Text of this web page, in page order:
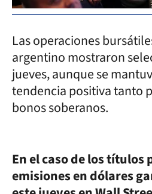
Las operaciones
argentino mostraron
jueves, aunque se
tendencia positiva tanto
bonos soberanos.
En el caso de los títulos
emisiones en dólares